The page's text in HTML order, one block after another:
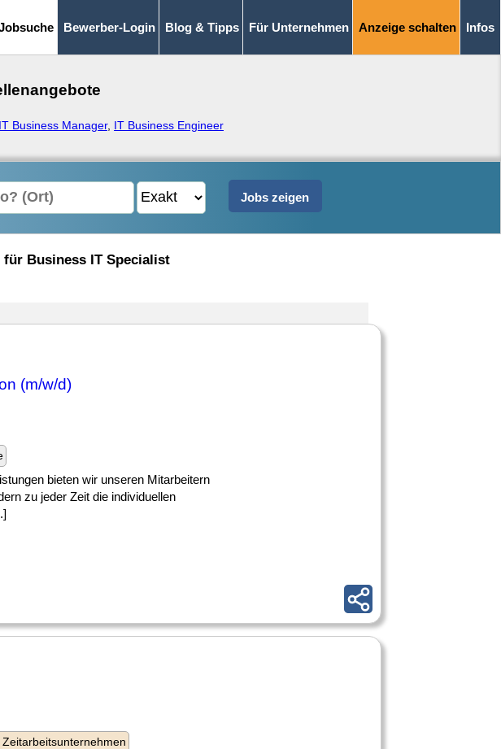
Bewerber-Login Blog & Tipps Für Unternehmen Anzeige schalten Infos
IT Business Manager, IT Business Engineer
für Business IT Specialist
(m/w/d)
bieten wir unseren Mitarbeitern
zu jeder Zeit die individuellen